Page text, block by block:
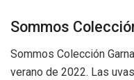
Sommos
Sommos Colección
verano de 2022. Las